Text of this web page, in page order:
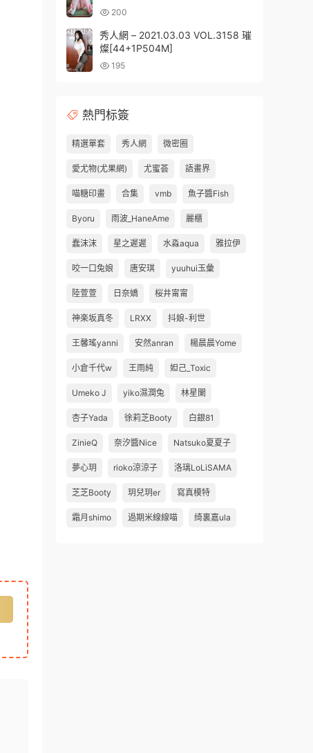
200
秀人網 – 2021.03.03 VOL.3158 璀
燦[44+1P504M]
195
熱門标簽
精選單套 秀人網 微密圈
愛尤物(尤果網) 尤蜜荟 語畫界
喵糖印畫 合集 vmb 魚子醬Fish
Byoru 雨波_HaneAme 麗櫃
蠢沫沫 星之遲遲 水淼aqua 雅拉伊
咬一口兔娘 唐安琪 yuuhui玉彙
陸萱萱 日奈嬌 桜井甯甯
神楽坂真冬 LRXX 抖娘-利世
王馨瑤yanni 安然anran 楊晨晨Yome
小倉千代w 王雨純 妲己_Toxic
Umeko J yiko濕潤兔 林星闌
杏子Yada 徐莉芝Booty 白銀81
ZinieQ 奈汐醬Nice Natsuko夏夏子
夢心玥 rioko涼涼子 洛璃LoLiSAMA
芝芝Booty 玥兒玥er 寫真模特
霜月shimo 過期米線線喵 绮裏嘉ula